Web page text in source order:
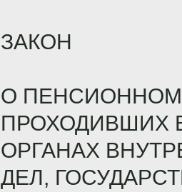
ЗАКОН
О
ПРОХОДИВШИХ
ОРГАНАХ
ДЕЛ,